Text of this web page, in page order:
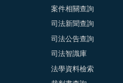
案件相關查詢
司法新聞查詢
司法公告查詢
司法智識庫
法學資料檢索